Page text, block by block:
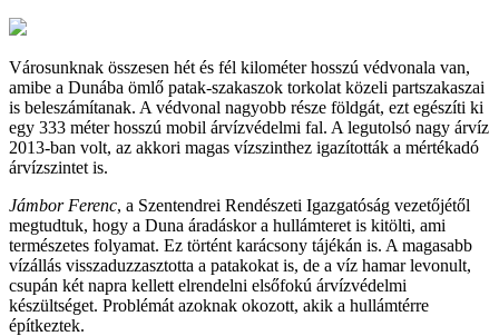
Városunknak összesen hét és fél kilométer hosszú védvonala van,
amibe a Dunába ömlő patak-szakaszok torkolat közeli partszakaszai
is beleszámítanak. A védvonal nagyobb része földgát, ezt egészíti ki
egy 333 méter hosszú mobil árvízvédelmi fal. A legutolsó nagy árvíz
2013-ban volt, az akkori magas vízszinthez igazították a mértékadó
árvízszintet is.
Jámbor Ferenc, a Szentendrei Rendészeti Igazgatóság vezetőjétől
megtudtuk, hogy a Duna áradáskor a hullámteret is kitölti, ami
természetes folyamat. Ez történt karácsony tájékán is. A magasabb
vízállás visszaduzzasztotta a patakokat is, de a víz hamar levonult,
csupán két napra kellett elrendelni elsőfokú árvízvédelmi
készültséget. Problémát azoknak okozott, akik a hullámtérre
építkeztek.